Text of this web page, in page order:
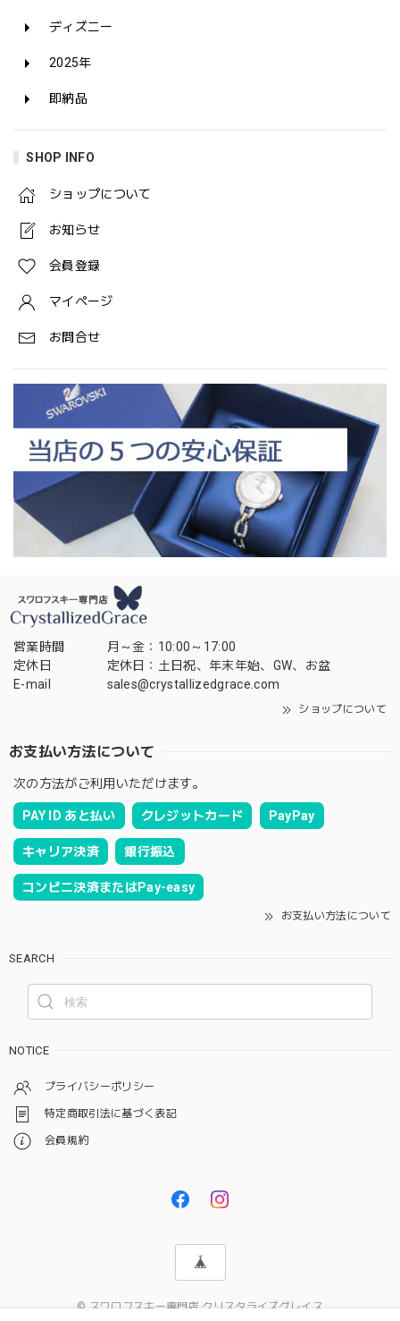
ディズニー
2025年
即納品
SHOP INFO
ショップについて
お知らせ
会員登録
マイページ
お問合せ
営業時間
月～金：10:00～17:00
定休日
定休日：土日祝、年末年始、GW、お盆
E-mail
sales@crystallizedgrace.com
ショップについて
お支払い方法について
次の方法がご利用いただけます。
PAY ID あと払い クレジットカード PayPay
キャリア決済 銀行振込
コンビニ決済またはPay-easy
お支払い方法について
SEARCH
NOTICE
プライバシーポリシー
特定商取引法に基づく表記
会員規約
© スワロフスキー専門店 クリスタライズグレイス